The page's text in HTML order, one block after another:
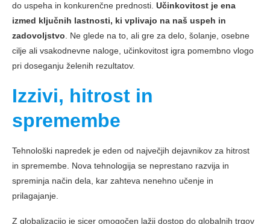
do uspeha in konkurenčne prednosti. Učinkovitost je ena
izmed ključnih lastnosti, ki vplivajo na naš uspeh in
zadovoljstvo . Ne glede na to, ali gre za delo, šolanje, osebne
cilje ali vsakodnevne naloge, učinkovitost igra pomembno vlogo
pri doseganju želenih rezultatov.
Izzivi, hitrost in
spremembe
Tehnološki napredek je eden od največjih dejavnikov za hitrost
in spremembe. Nova tehnologija se neprestano razvija in
spreminja način dela, kar zahteva nenehno učenje in
prilagajanje.
Z globalizacijo je sicer omogočen lažji dostop do globalnih trgov